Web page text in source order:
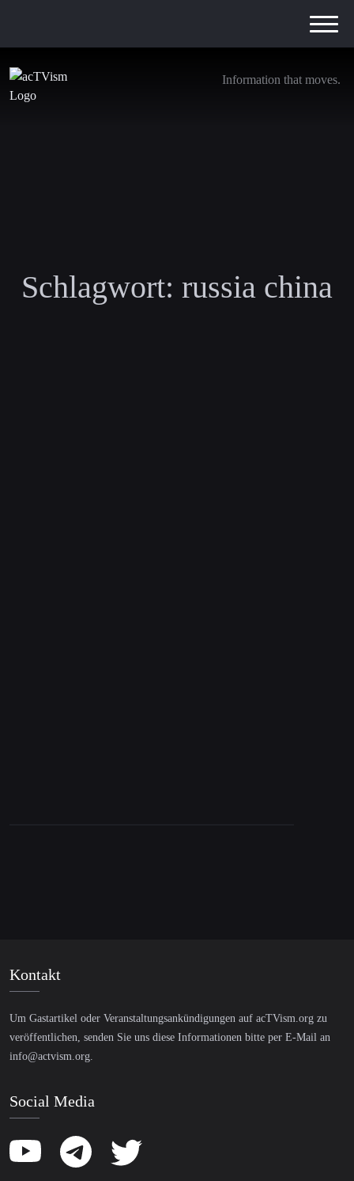
Information that moves.
Schlagwort: russia china
Kontakt
Um Gastartikel oder Veranstaltungsankündigungen auf acTVism.org zu
veröffentlichen, senden Sie uns diese Informationen bitte per E-Mail an
info@actvism.org
Social Media